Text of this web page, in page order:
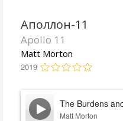
Аполлон-11
Apollo 11
Matt Morton
2019
The Burdens
Matt Morton